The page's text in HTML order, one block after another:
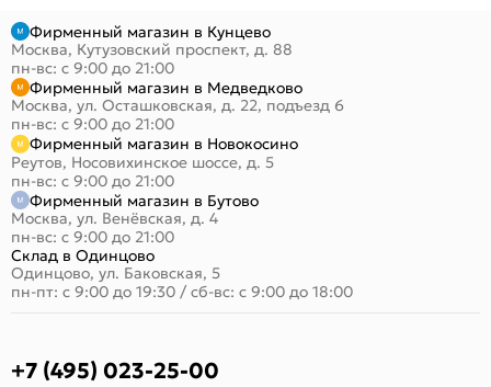
Фирменный магазин в Кунцево
Москва, Кутузовский проспект, д. 88
пн-вс: с 9:00 до 21:00
Фирменный магазин в Медведково
Москва, ул. Осташковская, д. 22, подъезд 6
пн-вс: с 9:00 до 21:00
Фирменный магазин в Новокосино
Реутов, Носовихинское шоссе, д. 5
пн-вс: с 9:00 до 21:00
Фирменный магазин в Бутово
Москва, ул. Венёвская, д. 4
пн-вс: с 9:00 до 21:00
Склад в Одинцово
Одинцово, ул. Баковская, 5
пн-пт: с 9:00 до 19:30 / сб-вс: с 9:00 до 18:00
+7 (495) 023-25-00